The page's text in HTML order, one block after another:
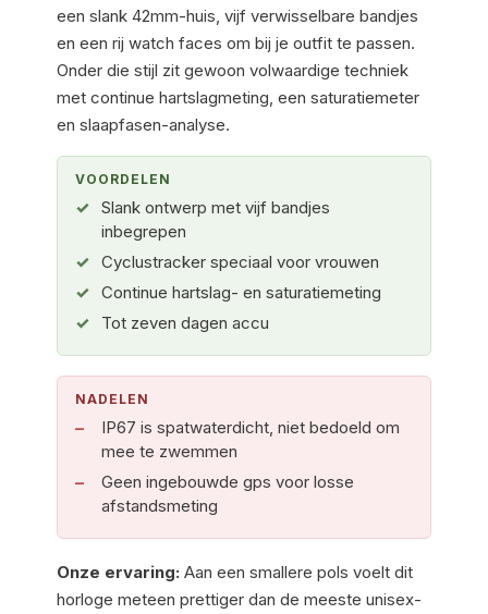
een slank 42mm-huis, vijf verwisselbare bandjes
en een rij watch faces om bij je outfit te passen.
Onder die stijl zit gewoon volwaardige techniek
met continue hartslagmeting, een saturatiemeter
en slaapfasen-analyse.
VOORDELEN
Slank ontwerp met vijf bandjes
inbegrepen
Cyclustracker speciaal voor vrouwen
Continue hartslag- en saturatiemeting
Tot zeven dagen accu
NADELEN
IP67 is spatwaterdicht, niet bedoeld om
mee te zwemmen
Geen ingebouwde gps voor losse
afstandsmeting
Onze ervaring: Aan een smallere pols voelt dit
horloge meteen prettiger dan de meeste unisex-